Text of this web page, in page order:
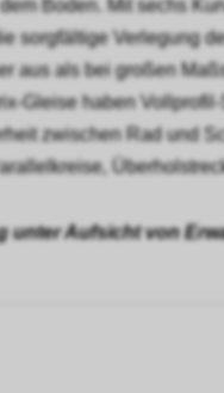
Boden. Mit sechs
sorgfältige Verlegung
aus als bei großen
Gleise haben
zwischen Rad und
unter Aufsicht von